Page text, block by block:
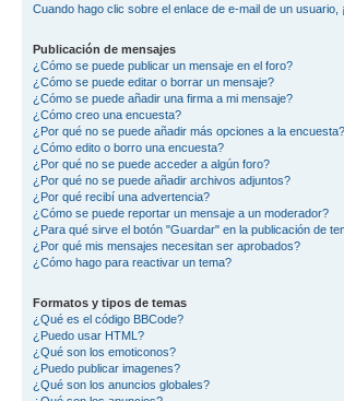
Cuando hago clic sobre el enlace de e-mail de un usuario,
Publicación de mensajes
¿Cómo se puede publicar un mensaje en el foro?
¿Cómo se puede editar o borrar un mensaje?
¿Cómo se puede añadir una firma a mi mensaje?
¿Cómo creo una encuesta?
¿Por qué no se puede añadir más opciones a la encuesta?
¿Cómo edito o borro una encuesta?
¿Por qué no se puede acceder a algún foro?
¿Por qué no se puede añadir archivos adjuntos?
¿Por qué recibí una advertencia?
¿Cómo se puede reportar un mensaje a un moderador?
¿Para qué sirve el botón "Guardar" en la publicación de
¿Por qué mis mensajes necesitan ser aprobados?
¿Cómo hago para reactivar un tema?
Formatos y tipos de temas
¿Qué es el código BBCode?
¿Puedo usar HTML?
¿Qué son los emoticonos?
¿Puedo publicar imagenes?
¿Qué son los anuncios globales?